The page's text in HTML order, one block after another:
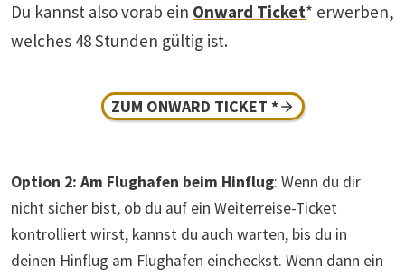
Du kannst also vorab ein Onward Ticket* erwerben,
welches 48 Stunden gültig ist.
ZUM ONWARD TICKET *
Option 2: Am Flughafen beim Hinflug: Wenn du dir
nicht sicher bist, ob du auf ein Weiterreise-Ticket
kontrolliert wirst, kannst du auch warten, bis du in
deinen Hinflug am Flughafen eincheckst. Wenn dann ein